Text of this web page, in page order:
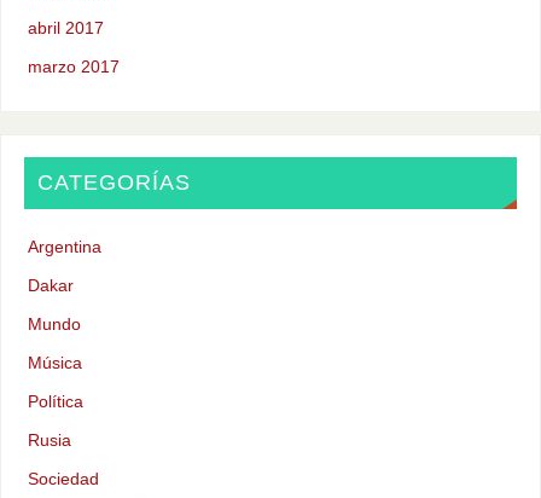
abril 2017
marzo 2017
CATEGORÍAS
Argentina
Dakar
Mundo
Música
Política
Rusia
Sociedad